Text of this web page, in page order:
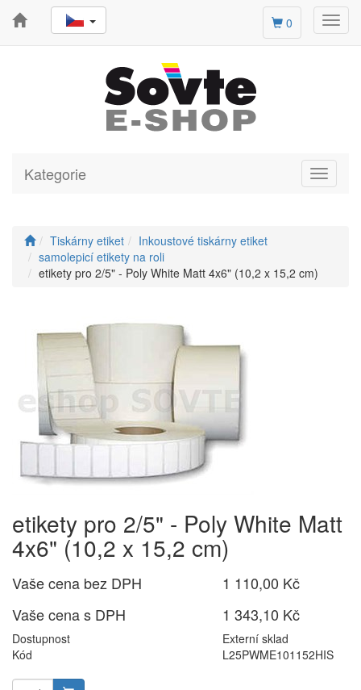
0
Toggle
Kategorie
Tiskárny etiket
Inkoustové tiskárny etiket
samolepicí etikety na roli
etikety pro 2/5" - Poly White Matt 4x6" (10,2 x 15,2 cm)
etikety pro 2/5" - Poly White Matt
4x6" (10,2 x 15,2 cm)
Vaše cena bez DPH
1 110,00 Kč
Vaše cena s DPH
1 343,10 Kč
Dostupnost
Externí sklad
Kód
L25PWME101152HIS